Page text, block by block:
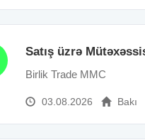
Satış üzrə
Birlik Trade MMC
03.08.2026 Bakı